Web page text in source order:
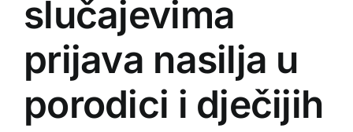
slučajevima
prijava nasilja u
porodici i dječijih